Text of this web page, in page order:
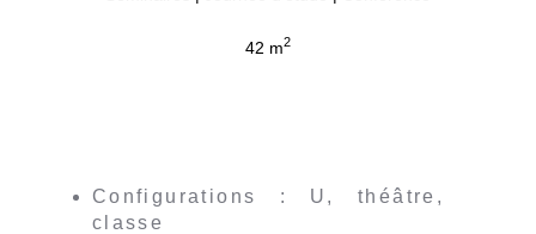
42 m2
Configurations : U, théâtre,
classe